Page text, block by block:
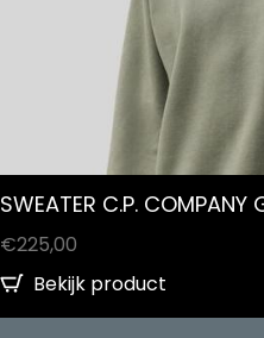
SWEATER C.P. COMPANY
€225,00
Bekijk product